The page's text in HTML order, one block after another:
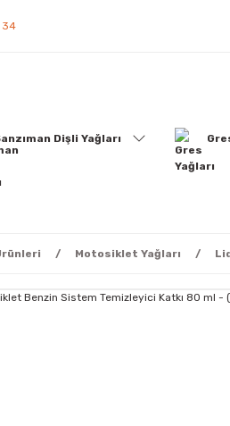
34
Dişli Yağları
Motosiklet Yağları